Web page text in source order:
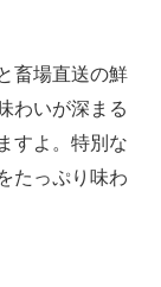
畜場直送の鮮
わいが深まる
すよ。特別な
たっぷり味わ